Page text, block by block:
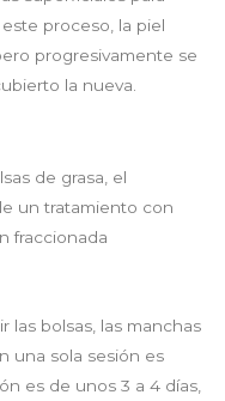
proceso, la piel
progresivamente se
la nueva.
de grasa, el
un tratamiento con
fraccionada
las bolsas, las manchas
una sola sesión es
es de unos 3 a 4 días,